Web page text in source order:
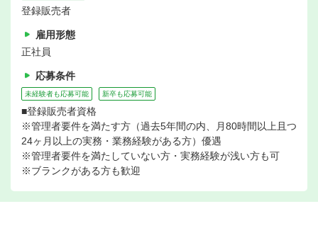
登録販売者
雇用形態
正社員
応募条件
未経験者も応募可能 新卒も応募可能
■登録販売者資格
※管理者要件を満たす方（過去5年間の内、月80時間以上且つ
24ヶ月以上の実務・業務経験がある方）優遇
※管理者要件を満たしていない方・実務経験が浅い方も可
※ブランクがある方も歓迎